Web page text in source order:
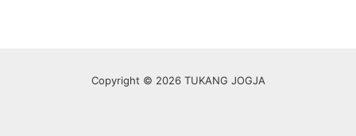
Copyright © 2026 TUKANG JOGJA